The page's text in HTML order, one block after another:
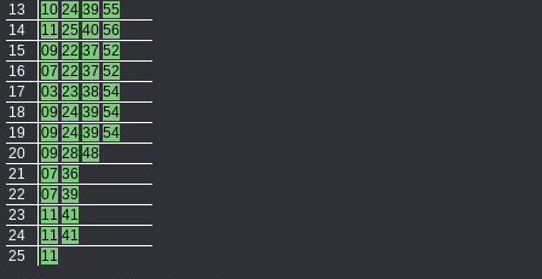
13
10 24 39 55
14
11 25 40 56
15
09 22 37 52
16
07 22 37 52
17
03 23 38 54
18
09 24 39 54
19
09 24 39 54
20
09 28 48
21
07 36
22
07 39
23
11 41
24
11 41
25
11